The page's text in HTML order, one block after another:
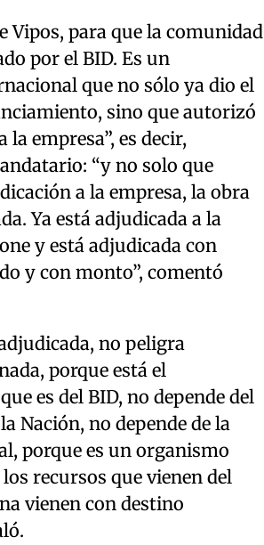
Vipos, para que la comunidad
por el BID. Es un
que no sólo ya dio el
sino que autorizó
empresa”, es decir,
“y no solo que
a la empresa, la obra
Ya está adjudicada a la
y está adjudicada con
y con monto”, comentó
no peligra
porque está el
es del BID, no depende del
Nación, no depende de la
porque es un organismo
recursos que vienen del
vienen con destino